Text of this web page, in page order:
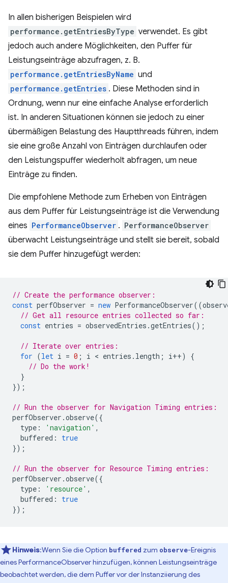
In allen bisherigen Beispielen wird
performance.getEntriesByType verwendet. Es gibt
jedoch auch andere Möglichkeiten, den Puffer für
Leistungseinträge abzufragen, z. B.
performance.getEntriesByName und
performance.getEntries . Diese Methoden sind in
Ordnung, wenn nur eine einfache Analyse erforderlich
ist. In anderen Situationen können sie jedoch zu einer
übermäßigen Belastung des Hauptthreads führen, indem
sie eine große Anzahl von Einträgen durchlaufen oder
den Leistungspuffer wiederholt abfragen, um neue
Einträge zu finden.
Die empfohlene Methode zum Erheben von Einträgen
aus dem Puffer für Leistungseinträge ist die Verwendung
eines PerformanceObserver . PerformanceObserver
überwacht Leistungseinträge und stellt sie bereit, sobald
sie dem Puffer hinzugefügt werden:
// Create the performance observer:
const perfObserver = new PerformanceObserver((
// Get all resource entries collected so far:
const entries = observedEntries .getEntries();
// Iterate over entries:
for (let i = 0 ; i < entries . length ; i++)
{
// Do the work!
}
});
// Run the observer for Navigation Timing entries:
perfObserver .observe({
type : 'navigation' ,
buffered :
true
});
// Run the observer for Resource Timing entries:
perfObserver .observe({
type : 'resource' ,
buffered :
true
});
Hinweis:Wenn Sie die Option buffered zum observe-Ereignis
eines PerformanceObserver hinzufügen, können Leistungseinträge
beobachtet werden, die dem Puffer vor der Instanziierung des